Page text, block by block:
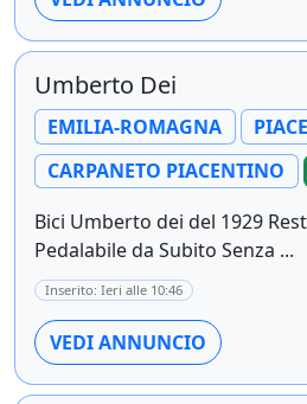
Umberto Dei
EMILIA-ROMAGNA
CARPANETO PIACENTINO
Bici Umberto dei del 1929
Pedalabile da Subito Senza ...
Inserito: Ieri alle 10:46
VEDI ANNUNCIO